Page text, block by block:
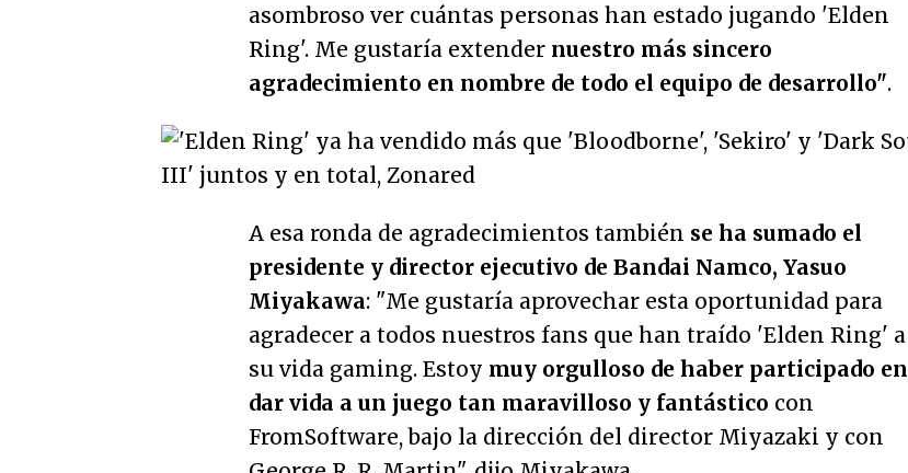
asombroso ver cuántas personas han estado jugando 'Elden
Ring'. Me gustaría extender nuestro más sincero
agradecimiento en nombre de todo el equipo de desarrollo".
A esa ronda de agradecimientos también se ha sumado el
presidente y director ejecutivo de Bandai Namco, Yasuo
Miyakawa: "Me gustaría aprovechar esta oportunidad para
agradecer a todos nuestros fans que han traído 'Elden Ring' a
su vida gaming. Estoy muy orgulloso de haber participado en
dar vida a un juego tan maravilloso y fantástico con
FromSoftware, bajo la dirección del director Miyazaki y con